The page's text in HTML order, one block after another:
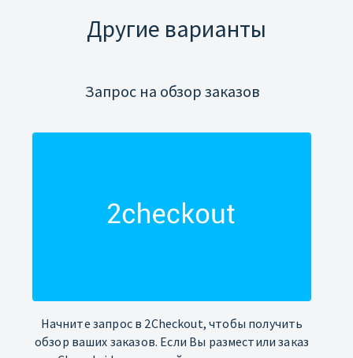
Другие варианты
Запрос на обзор заказов
Начните запрос в 2Checkout, чтобы получить
обзор ваших заказов. Если Вы разместили заказ